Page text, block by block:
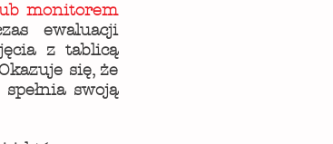
monitorem
ewaluacji
z tablicą
się, że
swoją